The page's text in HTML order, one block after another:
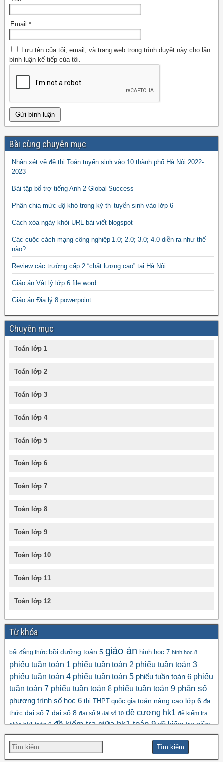
Email *
Lưu tên của tôi, email, và trang web trong trình duyệt này cho lần
bình luận kế tiếp của tôi.
Bài cùng chuyên mục
Nhận xét về đề thi Toán tuyển sinh vào 10 thành phố Hà Nội 2022-
2023
Bài tập bổ trợ tiếng Anh 2 Global Success
Phân chia mức độ khó trong kỳ thi tuyển sinh vào lớp 6
Cách xóa ngày khỏi URL bài viết blogspot
Các cuộc cách mạng công nghiệp 1.0; 2.0; 3.0; 4.0 diễn ra như thế
nào?
Review các trường cấp 2 “chất lượng cao” tại Hà Nội
Giáo án Vật lý lớp 6 file word
Giáo án Địa lý 8 powerpoint
Chuyên mục
Toán lớp 1
Toán lớp 2
Toán lớp 3
Toán lớp 4
Toán lớp 5
Toán lớp 6
Toán lớp 7
Toán lớp 8
Toán lớp 9
Toán lớp 10
Toán lớp 11
Toán lớp 12
Từ khóa
bất đẳng thức bồi dưỡng toán 5 giáo án hình học 7 hình học 8
phiếu tuần toán 1 phiếu tuần toán 2 phiếu tuần toán 3
phiếu tuần toán 4 phiếu tuần toán 5 phiếu tuần toán 6 phiếu
tuần toán 7 phiếu tuần toán 8 phiếu tuần toán 9 phân số
phương trình số học 6 thi THPT quốc gia toán nâng cao lớp 6 đa
thức đại số 7 đại số 8 đại số 9 đại số 10 đề cương hk1 đề kiểm tra
giữa hk1 toán 8 đề kiểm tra giữa hk1 toán 9 đề kiểm tra giữa
hk2 toán 9 đề kscl đề thi hk1 toán 6
đề thi hk1 toán 8 đề thi hk1 toán 9 đề thi hk2 toán